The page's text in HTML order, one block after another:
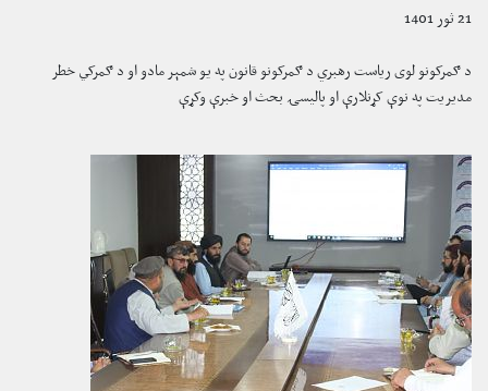
21 ثور 1401
د ګمرکونو لوی ریاست رهبري د ګمرکونو قانون په یو شمېر مادو او د ګمرکي خطر
مدیریت په نوې کړنلارې او پالیسۍ بحث او خبرې وکړې